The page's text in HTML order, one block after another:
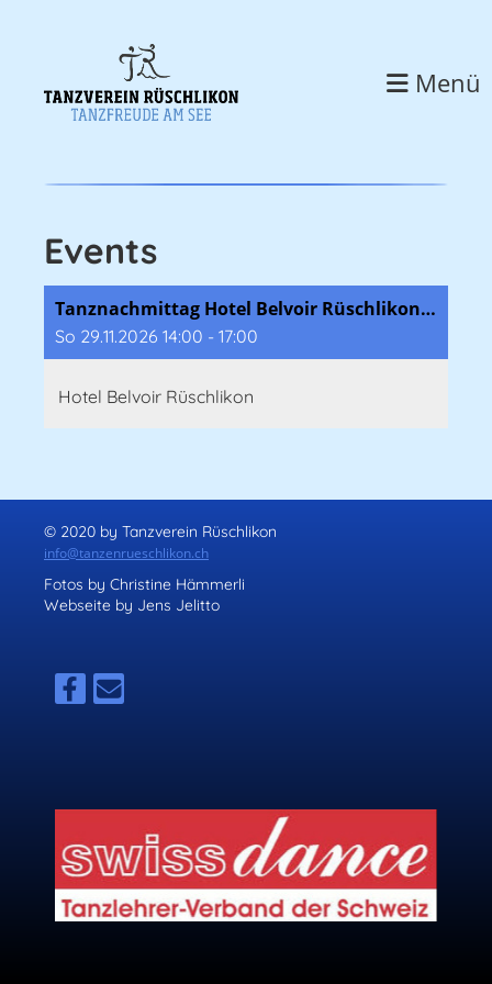
Menü
Events
Tanznachmittag Hotel Belvoir Rüschlikon mit Gabriela und Jack
So 29.11.2026 14:00 - 17:00
Hotel Belvoir Rüschlikon
© 2020 by Tanzverein Rüschlikon
info@tanzenrueschlikon.ch
Fotos by Christine Hämmerli
Webseite by Jens Jelitto